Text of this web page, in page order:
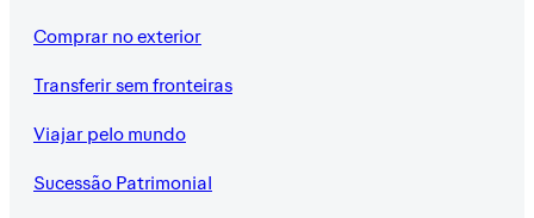
Comprar no exterior
Transferir sem fronteiras
Viajar pelo mundo
Sucessão Patrimonial